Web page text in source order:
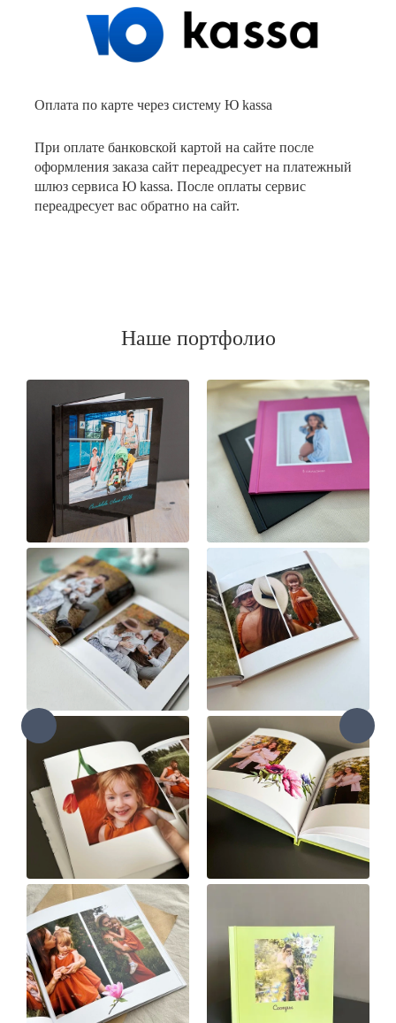
Оплата по карте через систему Ю kassa
При оплате банковской картой на сайте после
оформления заказа сайт переадресует на платежный
шлюз сервиса Ю kassa. После оплаты сервис
переадресует вас обратно на сайт.
Наше портфолио